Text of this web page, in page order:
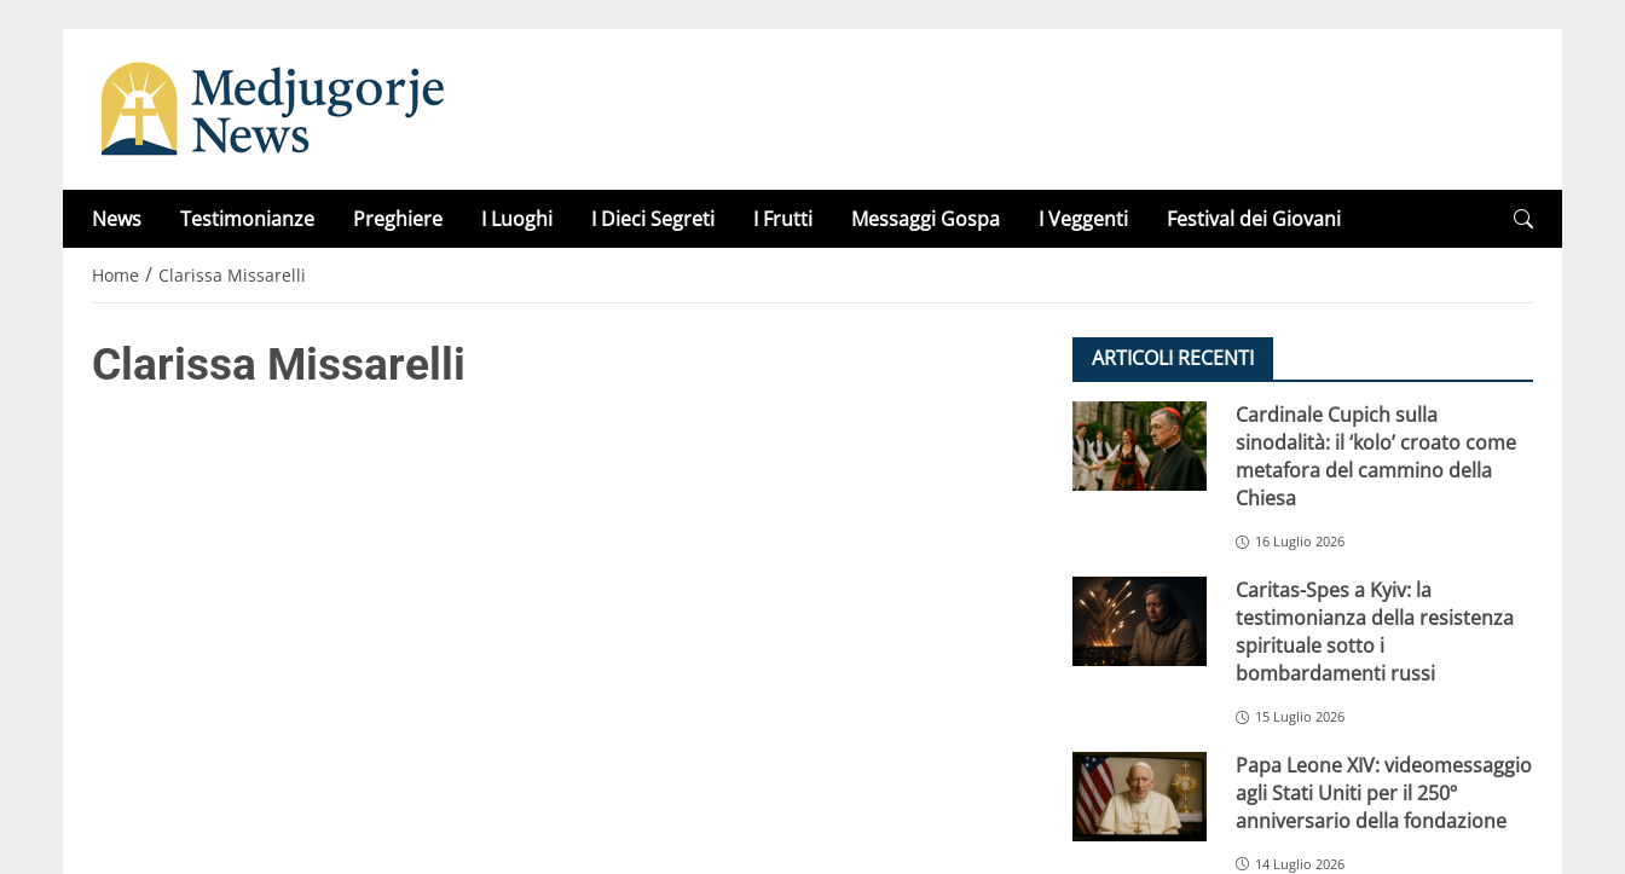
News Testimonianze Preghiere I Luoghi I Dieci Segreti I Frutti Messaggi Gospa I Veggenti Festival dei Giovani
Home / Clarissa Missarelli
Clarissa Missarelli ARTICOLI RECENTI
Cardinale Cupich sulla
sinodalità: il ‘kolo’ croato come
metafora del cammino della
Chiesa
16 Luglio 2026
Caritas-Spes a Kyiv: la
testimonianza della resistenza
spirituale sotto i
bombardamenti russi
15 Luglio 2026
Papa Leone XIV: videomessaggio
agli Stati Uniti per il 250º
anniversario della fondazione
14 Luglio 2026